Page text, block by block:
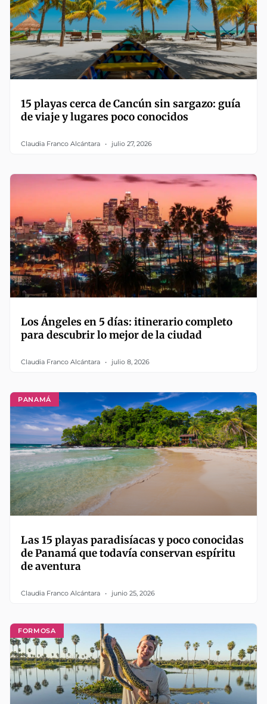
15 playas cerca de Cancún sin sargazo: guía
de viaje y lugares poco conocidos
Claudia Franco Alcántara julio 27, 2026
Los Ángeles en 5 días: itinerario completo
para descubrir lo mejor de la ciudad
Claudia Franco Alcántara julio 8, 2026
PANAMÁ
Las 15 playas paradisíacas y poco conocidas
de Panamá que todavía conservan espíritu
de aventura
Claudia Franco Alcántara junio 25, 2026
FORMOSA